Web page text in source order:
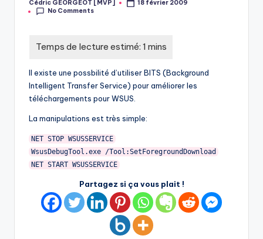
Posted
by
Cédric GEORGEOT [MVP]
18 février 2009
No Comments
Il existe une possbilité d’utiliser BITS (Background
Intelligent Transfer Service) pour améliorer les
téléchargements pour WSUS.
La manipulations est très simple:
NET STOP WSUSSERVICE
WsusDebugTool.exe /Tool:SetForegroundDownload
NET START WSUSSERVICE
Partagez si ça vous plait !